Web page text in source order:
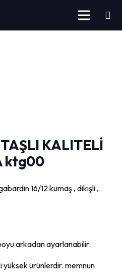
KALITELİ
ktg00
16/12 kumaş , dikişli ,
arkadan ayarlanabilir.
ürünlerdir. memnun